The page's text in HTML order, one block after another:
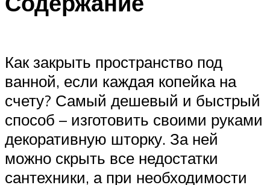
Как закрыть пространство под
ванной, если каждая копейка на
счету? Самый дешевый и быстрый
способ – изготовить своими руками
декоративную шторку. За ней
можно скрыть все недостатки
сантехники, а при необходимости